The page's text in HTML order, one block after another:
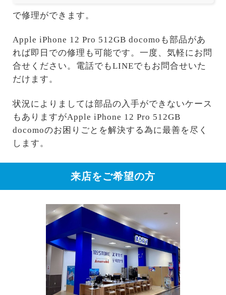
で修理ができます。
Apple iPhone 12 Pro 512GB docomoも部品があ
れば即日での修理も可能です。一度、気軽にお問
合せください。電話でもLINEでもお問合せいた
だけます。
状況によりましては部品の入手ができないケース
もありますがApple iPhone 12 Pro 512GB
docomoのお困りごとを解決する為に最善を尽く
します。
来店をご希望の方